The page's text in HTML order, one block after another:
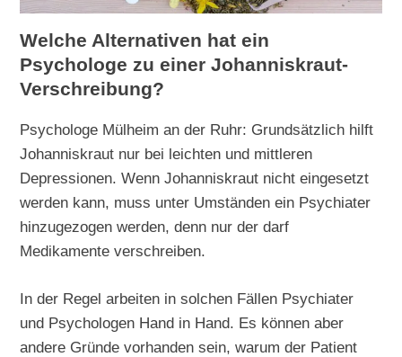
Welche Alternativen hat ein
Psychologe zu einer Johanniskraut-
Verschreibung?
Psychologe Mülheim an der Ruhr: Grundsätzlich hilft
Johanniskraut nur bei leichten und mittleren
Depressionen. Wenn Johanniskraut nicht eingesetzt
werden kann, muss unter Umständen ein Psychiater
hinzugezogen werden, denn nur der darf
Medikamente verschreiben.
In der Regel arbeiten in solchen Fällen Psychiater
und Psychologen Hand in Hand. Es können aber
andere Gründe vorhanden sein, warum der Patient